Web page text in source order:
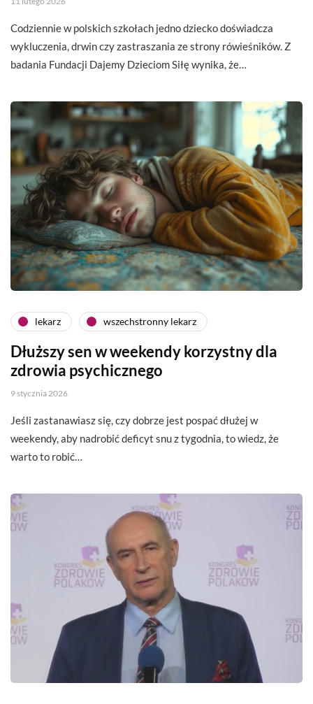
Codziennie w polskich szkołach jedno dziecko doświadcza
wykluczenia, drwin czy zastraszania ze strony rówieśników. Z
badania Fundacji Dajemy Dzieciom Siłę wynika, że…
lekarz wszechstronny lekarz
Dłuższy sen w weekendy korzystny dla
zdrowia psychicznego
9 stycznia 2026
Jeśli zastanawiasz się, czy dobrze jest pospać dłużej w
weekendy, aby nadrobić deficyt snu z tygodnia, to wiedz, że
warto to robić…